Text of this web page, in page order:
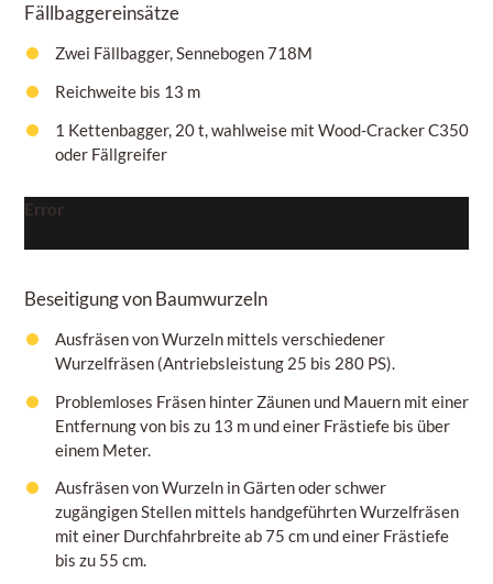
Fällbaggereinsätze
Zwei Fällbagger, Sennebogen 718M
Reichweite bis 13 m
1 Kettenbagger, 20 t, wahlweise mit Wood-Cracker C350
oder Fällgreifer
Error
Beseitigung von Baumwurzeln
Ausfräsen von Wurzeln mittels verschiedener
Wurzelfräsen (Antriebsleistung 25 bis 280 PS).
Problemloses Fräsen hinter Zäunen und Mauern mit einer
Entfernung von bis zu 13 m und einer Frästiefe bis über
einem Meter.
Ausfräsen von Wurzeln in Gärten oder schwer
zugängigen Stellen mittels handgeführten Wurzelfräsen
mit einer Durchfahrbreite ab 75 cmund einer Frästiefe
bis zu 55 cm.